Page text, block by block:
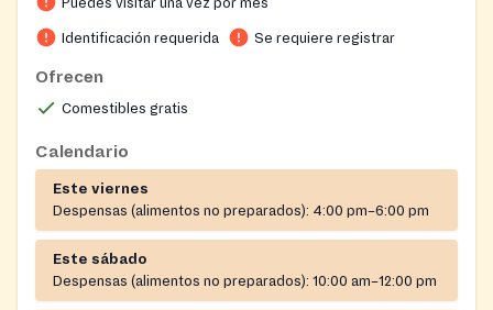
Drive.
Identificación requerida Se requiere registrar
Ofrecen
Comestibles gratis
Calendario
Este viernes
Despensas (alimentos no preparados): 4:00 pm–6:00 pm
Este sábado
Despensas (alimentos no preparados): 10:00 am–12:00 pm